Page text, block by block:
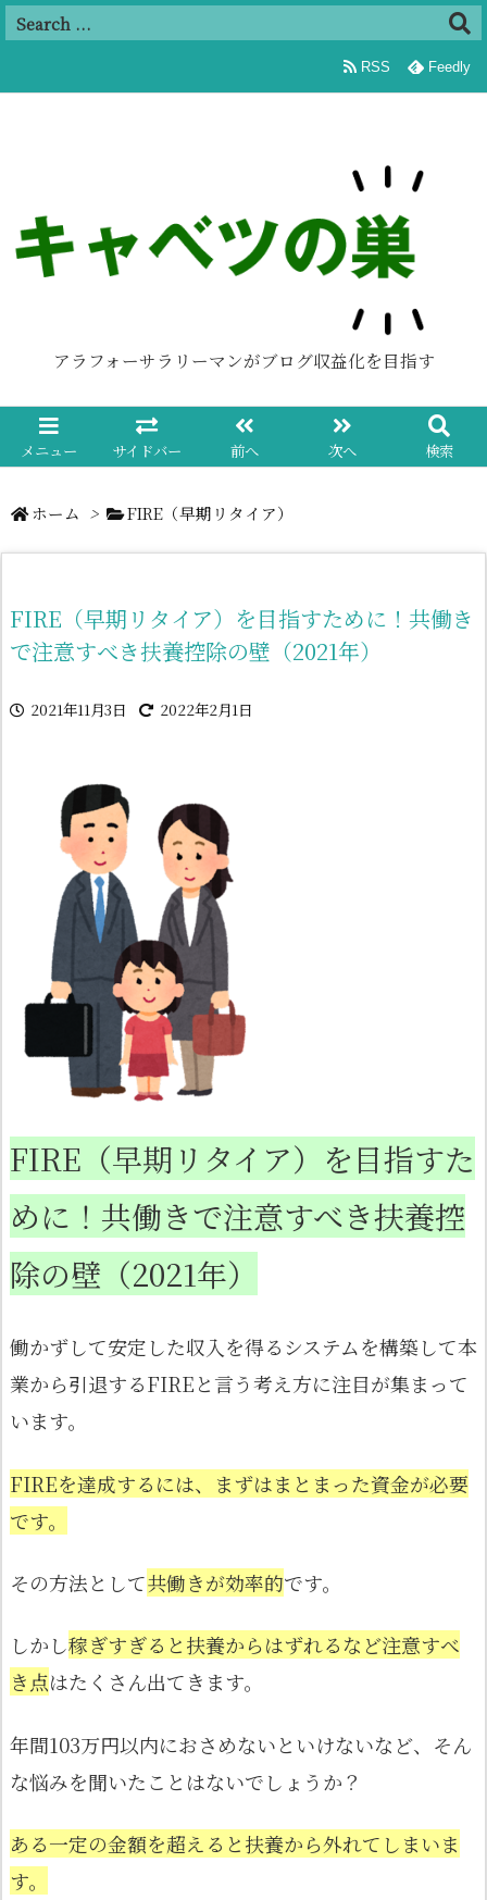
追加
アラフォーサラリーマンがブログ収益化を目指す
メニュー サイドバー 前へ 次へ 検索
RSS Feedly
ホーム > FIRE（早期リタイア）
FIRE（早期リタイア）を目指すために！共働き
で注意すべき扶養控除の壁（2021年）
2021年11月3日 2022年2月1日
FIRE（早期リタイア）を目指すた
めに！共働きで注意すべき扶養控
除の壁（2021年）
働かずして安定した収入を得るシステムを構築して本
業から引退するFIREと言う考え方に注目が集まって
います。
FIREを達成するには、まずはまとまった資金が必要
です。
その方法として共働きが効率的です。
しかし稼ぎすぎると扶養からはずれるなど注意すべ
き点はたくさん出てきます。
年間103万円以内におさめないといけないなど、そん
な悩みを聞いたことはないでしょうか？
ある一定の金額を超えると扶養から外れてしまいま
す。